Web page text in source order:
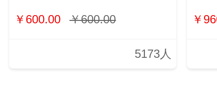
￥600.00 ￥600.00
5173人
￥